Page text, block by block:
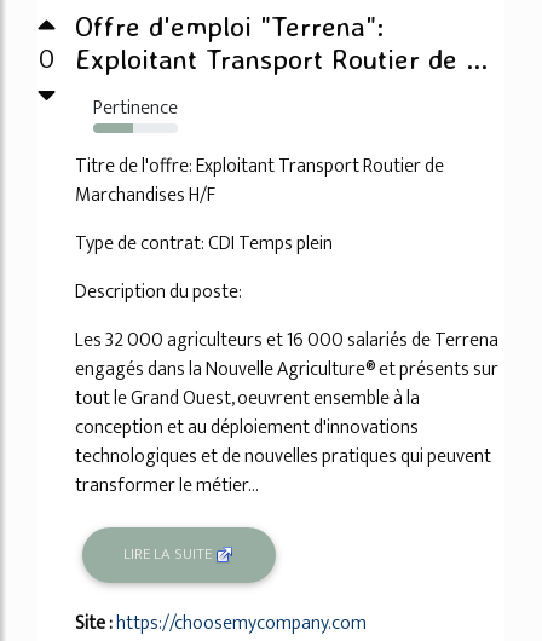
0
Offre d'emploi "Terrena":
Exploitant Transport Routier de ...
Pertinence
47%
Titre de l'offre: Exploitant Transport Routier de
Marchandises H/F
Type de contrat: CDI Temps plein
Description du poste:
Les 32 000 agriculteurs et 16 000 salariés de Terrena
engagés dans la Nouvelle Agriculture® et présents sur
tout le Grand Ouest, oeuvrent ensemble à la
conception et au déploiement d'innovations
technologiques et de nouvelles pratiques qui peuvent
transformer le métier...
LIRE LA SUITE
Site :https://choosemycompany.com